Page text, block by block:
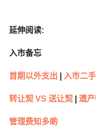
延伸阅读:
入市备忘
首期以外支出 入市二
转让契 VS 送让契 遗
管理费知多啲